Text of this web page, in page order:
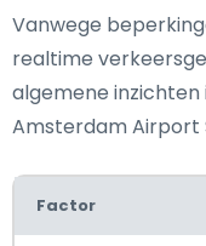
Vanwege
realtime
algemene
Amsterdam Airport
Factor